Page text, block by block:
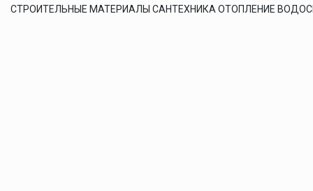
СТРОИТЕЛЬНЫЕ МАТЕРИАЛЫ САНТЕХНИКА ОТОПЛЕНИЕ